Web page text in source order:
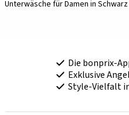
Unterwäsche für Damen in Schwarz
Die bonprix-
Exklusive
Style-Vielfalt